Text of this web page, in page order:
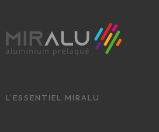
L’ESSENTIEL MIRALU